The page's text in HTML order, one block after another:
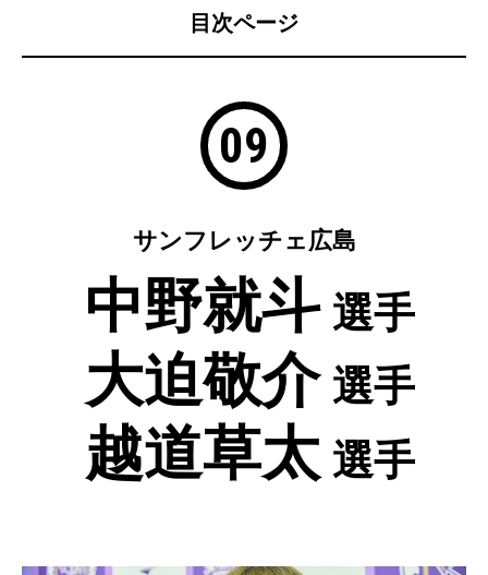
目次ページ
09
サンフレッチェ広島
中野就斗 選手
大迫敬介 選手
越道草太 選手